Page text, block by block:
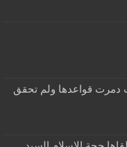
دمرت قواعدها ولم تحقق